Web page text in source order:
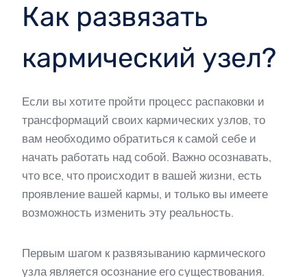
Как развязать
кармический узел?
Если вы хотите пройти процесс распаковки и
трансформаций своих кармических узлов, то
вам необходимо обратиться к самой себе и
начать работать над собой. Важно осознавать,
что все, что происходит в вашей жизни, есть
проявление вашей кармы, и только вы имеете
возможность изменить эту реальность.
Первым шагом к развязыванию кармического
узла является осознание его существования.